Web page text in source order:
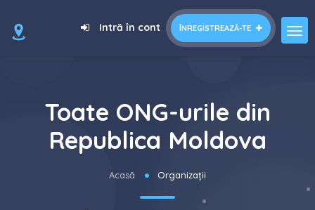
ÎNREGISTREAZĂ-TE
Intră în cont
Toate ONG-urile din
Republica Moldova
Acasă Organizații